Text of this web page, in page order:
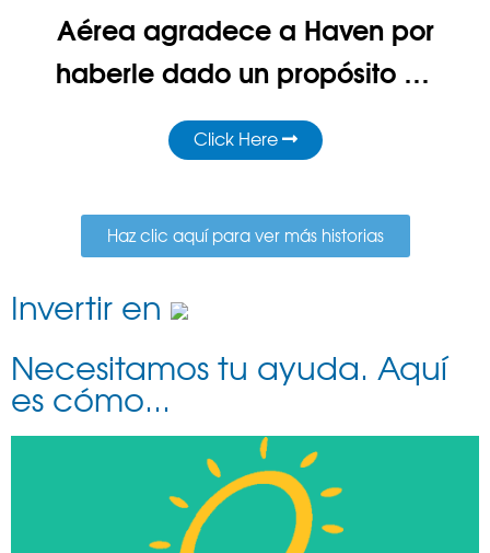
Aérea agradece a Haven por
haberle dado un propósito en
la vida
Click Here
Haz clic aquí para ver más historias
Invertir en
Necesitamos tu ayuda. Aquí
es cómo...